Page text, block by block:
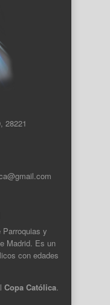
28221
Parroquias y
Madrid. Es un
con edades
Copa Católica.